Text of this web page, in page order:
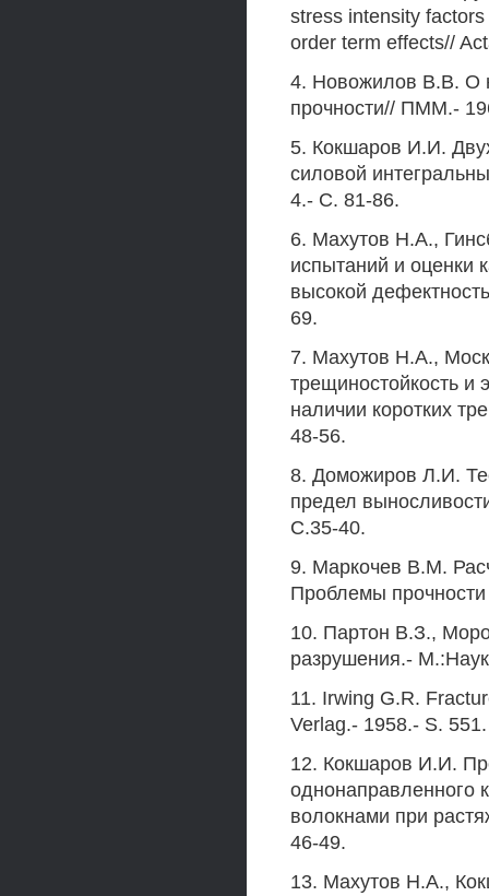
stress intensity
order term effects//
4. Новожилов B.B. О
прочности// ПММ.-
5. Кокшаров И.И.
силовой
4.- С. 81-86.
6. Махутов H.A.,
испытаний и оценки
высокой
69.
7. Махутов H.A.,
трещиностойкость
наличии коротких
48-56.
8. Доможиров Л.И.
предел
С.35-40.
9. Маркочев В.М.
Проблемы
10. Партон В.З.,
разрушения.-
11. Irwing G.R.
Verlag.- 1958.- S. 551.
12. Кокшаров И.И.
однонаправленного
волокнами при
46-49.
13. Махутов H.A.,